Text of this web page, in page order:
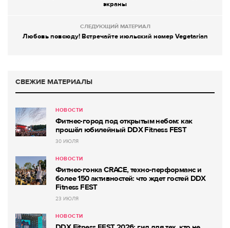
экраны
СЛЕДУЮЩИЙ МАТЕРИАЛ
Любовь повсюду! Встречайте июльский номер Vegetarian
СВЕЖИЕ МАТЕРИАЛЫ
НОВОСТИ
Фитнес-город под открытым небом: как
прошёл юбилейный DDX Fitness FEST
30 ИЮЛЯ
НОВОСТИ
Фитнес-гонка CRACE, техно-перформанс и
более 150 активностей: что ждет гостей DDX
Fitness FEST
23 ИЮЛЯ
НОВОСТИ